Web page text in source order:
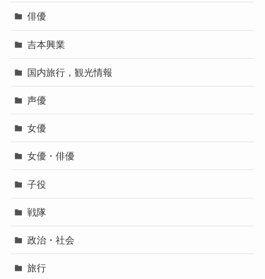
俳優
吉本興業
国内旅行，観光情報
声優
女優
女優・俳優
子役
戦隊
政治・社会
旅行